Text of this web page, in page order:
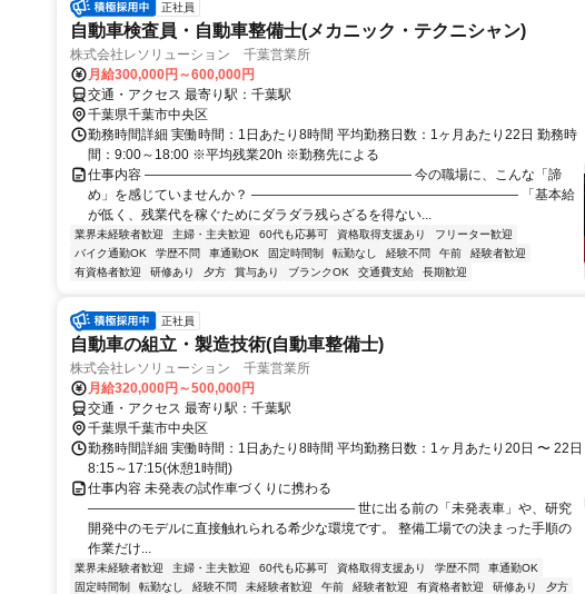
正社員
自動車検査員・自動車整備士(メカニック・テクニシャン)
株式会社レソリューション 千葉営業所
月給300,000円～600,000円
交通・アクセス 最寄り駅：千葉駅
千葉県千葉市中央区
勤務時間詳細 実働時間：1日あたり8時間 平均勤務日数：1ヶ月あたり22日 勤務時
間：9:00～18:00 ※平均残業20h ※勤務先による
仕事内容 ―――――――――――――――――――― 今の職場に、こんな「諦
め」を感じていませんか？ ―――――――――――――――――――― 「基本給
が低く、残業代を稼ぐためにダラダラ残らざるを得ない...
業界未経験者歓迎 主婦・主夫歓迎 60代も応募可 資格取得支援あり
フリーター歓迎
バイク通勤OK
学歴不問 車通勤OK 固定時間制 転勤なし 経験不問 午前
経験者歓迎
有資格者歓迎
研修あり 夕方 賞与あり ブランクOK 交通費支給 長期歓迎
正社員
自動車の組立・製造技術(自動車整備士)
株式会社レソリューション 千葉営業所
月給320,000円～500,000円
交通・アクセス 最寄り駅：千葉駅
千葉県千葉市中央区
勤務時間詳細 実働時間：1日あたり8時間 平均勤務日数：1ヶ月あたり20日 〜 22日
8:15～17:15(休憩1時間)
仕事内容 未発表の試作車づくりに携わる
―――――――――――――――――――― 世に出る前の「未発表車」や、研究
開発中のモデルに直接触れられる希少な環境です。 整備工場での決まった手順の
作業だけ...
業界未経験者歓迎 主婦・主夫歓迎 60代も応募可 資格取得支援あり 学歴不問
車通勤OK
固定時間制
転勤なし 経験不問 未経験者歓迎 午前 経験者歓迎 有資格者歓迎 研修あり
夕方